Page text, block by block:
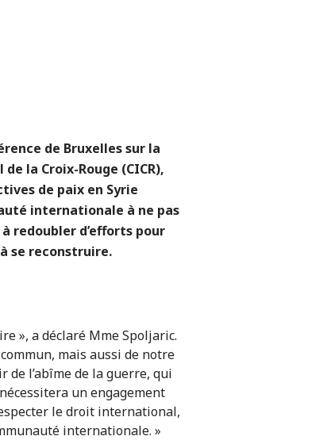
de Bruxelles sur la
la Croix-Rouge (CICR),
de paix en Syrie
internationale à ne pas
redoubler d’efforts pour
se reconstruire.
», a déclaré Mme Spoljaric.
mais aussi de notre
de l’abîme de la guerre, qui
un engagement
le droit international,
internationale. »